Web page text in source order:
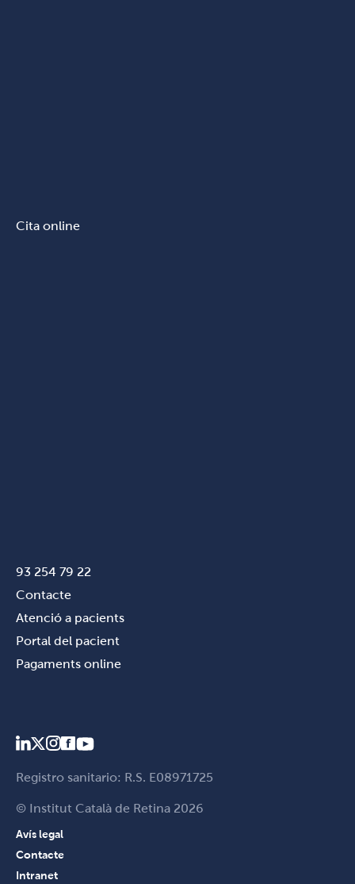
Cita online
93 254 79 22
Contacte
Atenció a pacients
Portal del pacient
Pagaments online
Registro sanitario: R.S. E08971725
© Institut Català de Retina 2026
Avís legal
Contacte
Intranet